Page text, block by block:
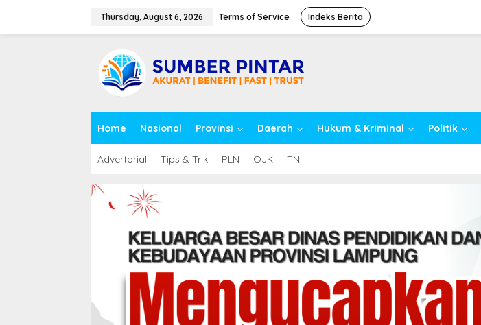
Thursday, August 6, 2026 Terms of Service Indeks Berita
Home Nasional Provinsi Daerah Hukum & Kriminal Politik
Advertorial Tips & Trik PLN OJK TNI